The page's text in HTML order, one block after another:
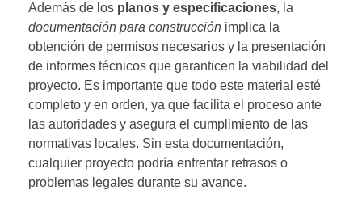
Además de los planos y especificaciones, la
documentación para construcción implica la
obtención de permisos necesarios y la presentación
de informes técnicos que garanticen la viabilidad del
proyecto. Es importante que todo este material esté
completo y en orden, ya que facilita el proceso ante
las autoridades y asegura el cumplimiento de las
normativas locales. Sin esta documentación,
cualquier proyecto podría enfrentar retrasos o
problemas legales durante su avance.